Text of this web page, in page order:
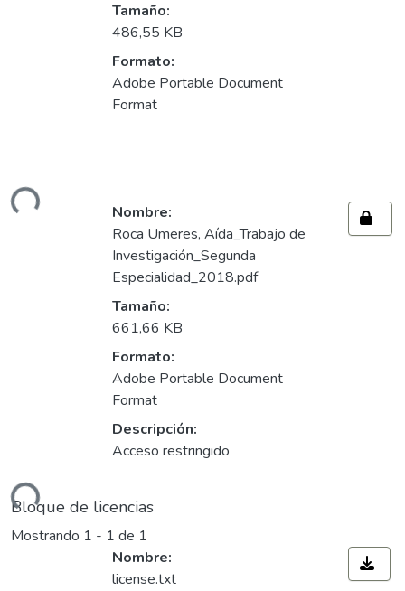
Tamaño:
486,55 KB
Formato:
Adobe Portable Document
Format
Nombre:
Roca Umeres, Aída_Trabajo de
Investigación_Segunda
Especialidad_2018.pdf
Tamaño:
661,66 KB
Formato:
Adobe Portable Document
Format
Descripción:
Acceso restringido
Bloque de licencias
Mostrando 1 - 1 de 1
Nombre:
license.txt